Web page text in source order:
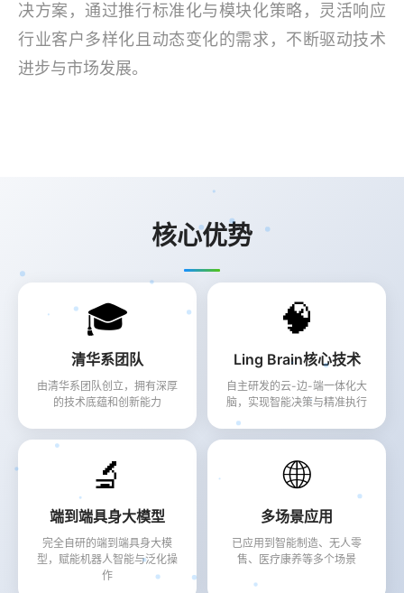
决方案，通过推行标准化与模块化策略，灵活响应
行业客户多样化且动态变化的需求，不断驱动技术
进步与市场发展。
核心优势
🎓
清华系团队
由清华系团队创立，拥有深厚
的技术底蕴和创新能力
🧠
Ling Brain核心技术
自主研发的云-边-端一体化大
脑，实现智能决策与精准执行
🔬
端到端具身大模型
完全自研的端到端具身大模
型，赋能机器人智能与泛化操
作
🌐
多场景应用
已应用到智能制造、无人零
售、医疗康养等多个场景